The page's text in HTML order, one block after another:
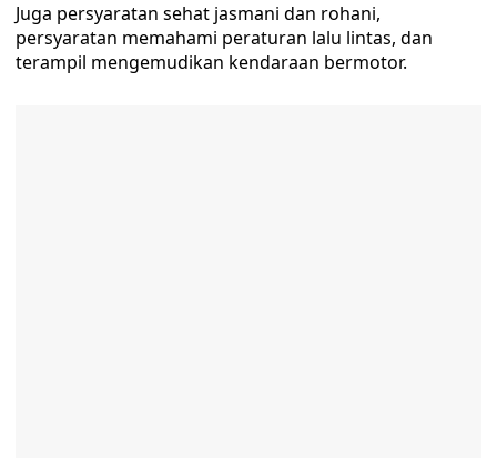
Juga persyaratan sehat jasmani dan rohani,
persyaratan memahami peraturan lalu lintas, dan
terampil mengemudikan kendaraan bermotor.